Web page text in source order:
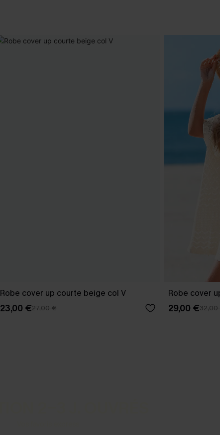
Robe cover up courte beige col V
23,00 €27,00 €
Robe cover
29,00 €